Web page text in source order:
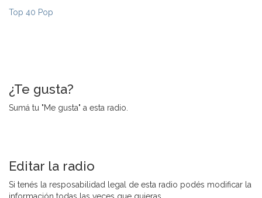
Top 40 Pop
¿Te gusta?
Sumá tu "Me gusta" a esta radio.
Editar la radio
Si tenés la resposabilidad legal de esta radio podés modificar la
información todas las veces que quieras.